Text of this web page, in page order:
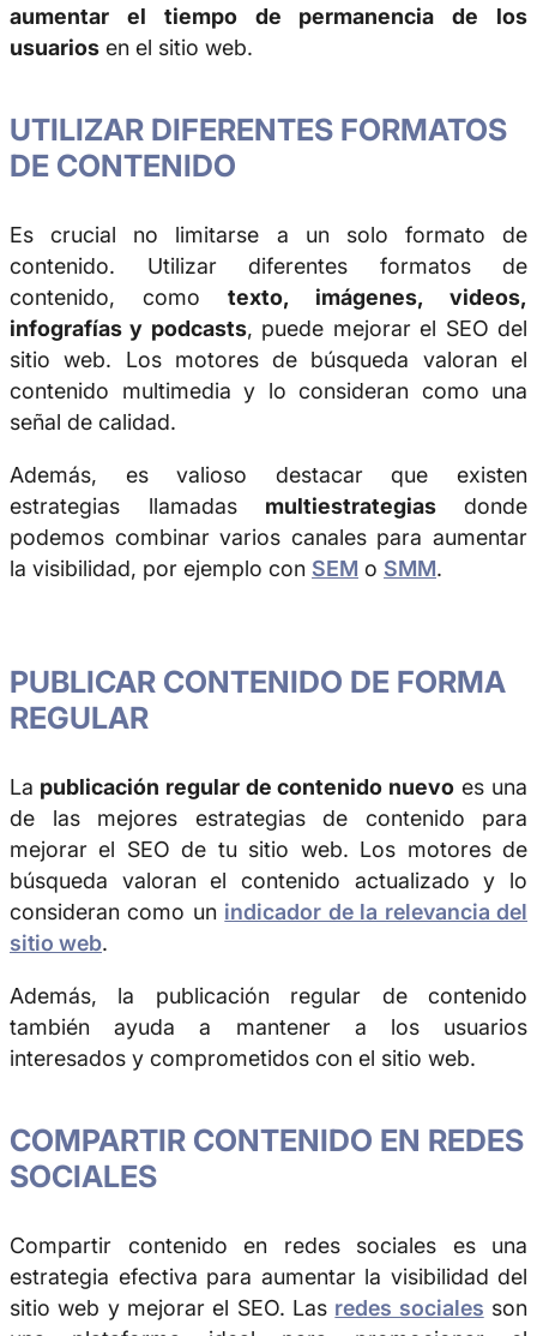
aumentar el tiempo de permanencia de los
usuarios en el sitio web.
UTILIZAR DIFERENTES FORMATOS
DE CONTENIDO
Es crucial no limitarse a un solo formato de
contenido. Utilizar diferentes formatos de
contenido, como texto, imágenes, videos,
infografías y podcasts, puede mejorar el SEO del
sitio web. Los motores de búsqueda valoran el
contenido multimedia y lo consideran como una
señal de calidad.
Además, es valioso destacar que existen
estrategias llamadas multiestrategiasdonde
podemos combinar varios canales para aumentar
la visibilidad, por ejemplo con SEM o SMM.
PUBLICAR CONTENIDO DE FORMA
REGULAR
La publicación regular de contenido nuevo es una
de las mejores estrategias de contenido para
mejorar el SEO de tu sitio web. Los motores de
búsqueda valoran el contenido actualizado y lo
consideran como un indicador de la relevancia del
sitio web.
Además, la publicación regular de contenido
también ayuda a mantener a los usuarios
interesados y comprometidos con el sitio web.
COMPARTIR CONTENIDO EN REDES
SOCIALES
Compartir contenido en redes sociales es una
estrategia efectiva para aumentar la visibilidad del
sitio web y mejorar el SEO. Las redes sociales son